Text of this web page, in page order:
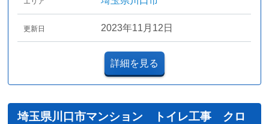
更新日 2023年11月12日
詳細を見る
埼玉県川口市マンション トイレ工事 クロ